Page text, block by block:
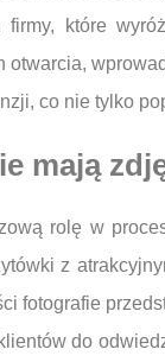
firmy, które
otwarcia,
co nie tylko
mają
rolę w
z
fotografie
do